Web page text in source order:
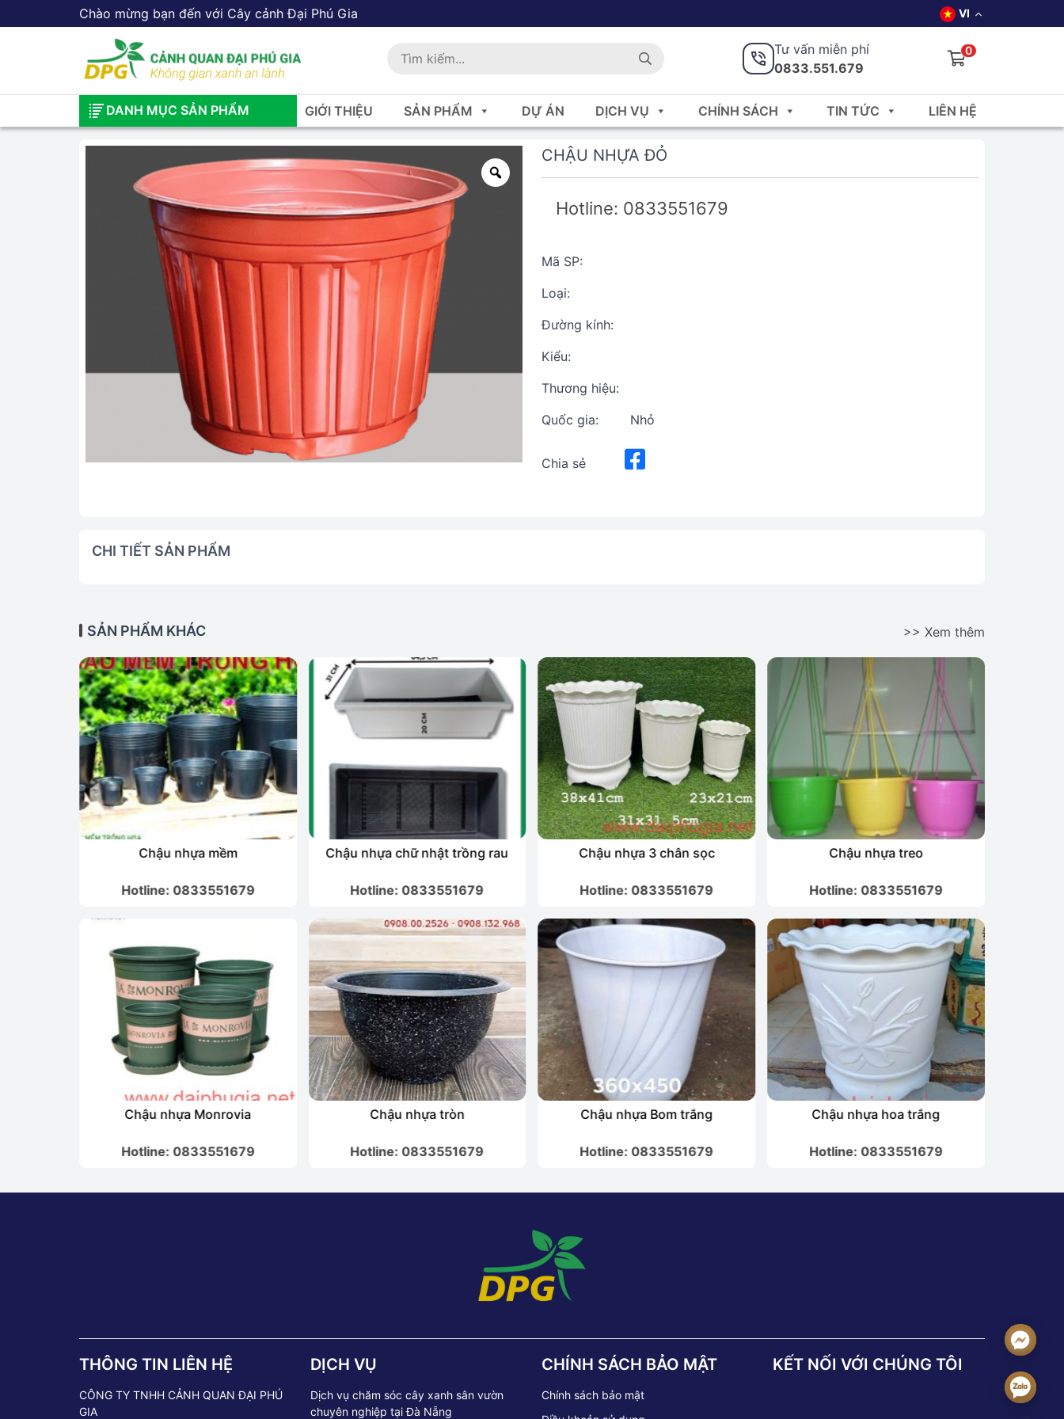
Chào mừng bạn đến với Cây cảnh Đại Phú Gia VI
Tư vấn miễn phí
0833.551.679
0
DANH MỤC SẢN PHẨM GIỚI THIỆU SẢN PHẨM DỰ ÁN DỊCH VỤ CHÍNH SÁCH TIN TỨC LIÊN HỆ
CHẬU NHỰA ĐỎ
Hotline: 0833551679
Mã SP:
Loại:
Đường kính:
Kiểu:
Thương hiệu:
Quốc gia:
Nhỏ
Chia sẻ
CHI TIẾT SẢN PHẨM
SẢN PHẨM KHÁC >> Xem thêm
Chậu nhựa mềm
Hotline: 0833551679
Chậu nhựa chữ nhật trồng rau
Hotline: 0833551679
Chậu nhựa 3 chân sọc
Hotline: 0833551679
Chậu nhựa treo
Hotline: 0833551679
Chậu nhựa Monrovia
Hotline: 0833551679
Chậu nhựa tròn
Hotline: 0833551679
Chậu nhựa Bom trắng
Hotline: 0833551679
Chậu nhựa hoa trắng
Hotline: 0833551679
THÔNG TIN LIÊN HỆ
CÔNG TY TNHH CẢNH QUAN ĐẠI PHÚ
GIA
DỊCH VỤ
Dịch vụ chăm sóc cây xanh sân vườn
chuyên nghiệp tại Đà Nẵng
CHÍNH SÁCH BẢO MẬT
Chính sách bảo mật
KẾT NỐI VỚI CHÚNG TÔI